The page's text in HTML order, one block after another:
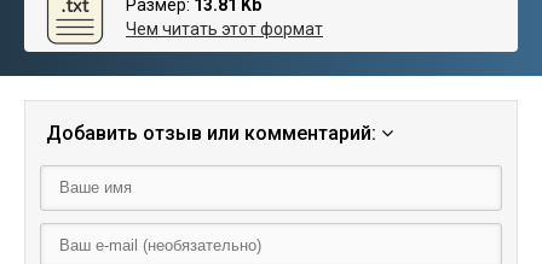
Размер: 13.81 Kb
Чем читать этот формат
Добавить отзыв или комментарий: